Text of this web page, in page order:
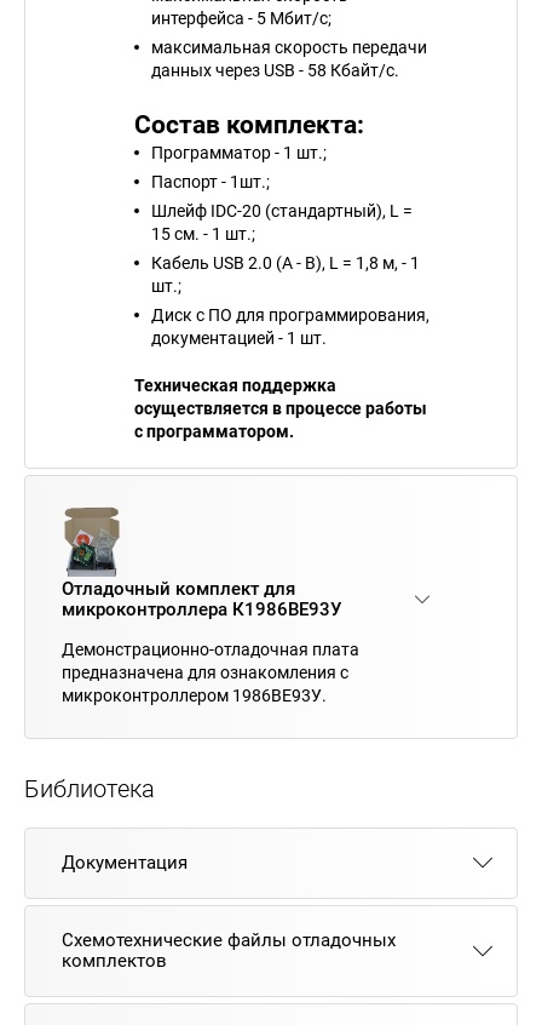
интерфейса - 5 Мбит/с;
максимальная скорость передачи
данных через USB - 58 Кбайт/с.
Состав комплекта:
Программатор - 1 шт.;
Паспорт - 1шт.;
Шлейф IDC-20 (стандартный), L =
15 см. - 1 шт.;
Кабель USB 2.0 (A - B), L = 1,8 м, - 1
шт.;
Диск с ПО для программирования,
документацией - 1 шт.
Техническая поддержка
осуществляется в процессе работы
с программатором.
Отладочный комплект для
микроконтроллера К1986ВЕ93У
Демонстрационно-отладочная плата
предназначена для ознакомления с
микроконтроллером 1986ВЕ93У.
Библиотека
Документация
Схемотехнические файлы отладочных
комплектов